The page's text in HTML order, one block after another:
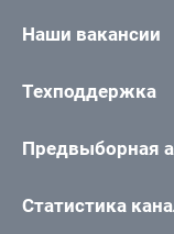
Наши вакансии
Техподдержка
Предвыборная
Статистика